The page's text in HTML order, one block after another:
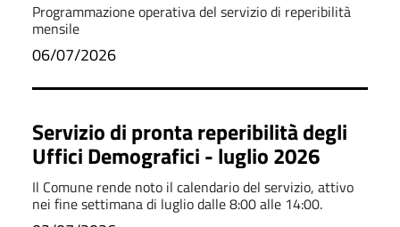
Programmazione operativa del servizio di reperibilità
mensile
06/07/2026
Servizio di pronta reperibilità degli
Uffici Demografici - luglio 2026
Il Comune rende noto il calendario del servizio, attivo
nei fine settimana di luglio dalle 8:00 alle 14:00.